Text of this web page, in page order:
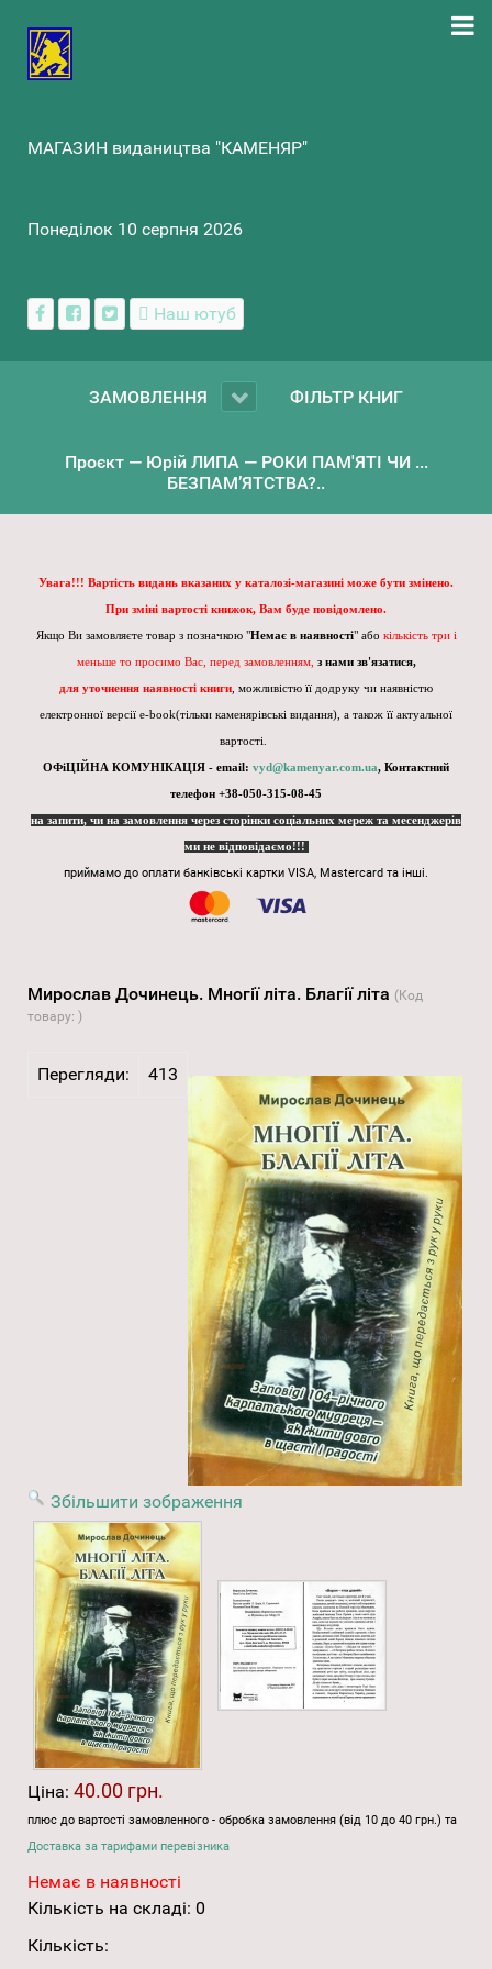
МАГАЗИН видаництва "КАМЕНЯР"
Понеділок 10 серпня 2026
Наш ютуб
ЗАМОВЛЕННЯ ФІЛЬТР КНИГ
Проєкт — Юрій ЛИПА — РОКИ ПАМ'ЯТІ ЧИ ...
БЕЗПАМ’ЯТСТВА?..
Увага!!! Вартість видань вказаних у каталозі-магазині може бути змінено.
При зміні вартості книжок, Вам буде повідомлено.
Якщо Ви замовляєте товар з позначкою "Немає в наявності" або кількість три і
меньше то просимо Вас, перед замовленням, з нами зв'язатися,
для уточнення наявності книги , можливістю її додруку чи наявністю
електронної версії e-book(тільки каменярівські видання), а також її актуальної
вартості.
ОФіЦІЙНА КОМУНІКАЦІЯ - email: vyd@kamenyar.com.ua, Контактний
телефон +38-050-315-08-45
на запити, чи на замовлення через сторінки соціальних мереж та месенджерів
ми не відповідаємо!!!
приймамо до оплати банківські картки VISA, Mastercard та інші.
Мирослав Дочинець. Многії літа. Благії літа (Код
товару: )
Перегляди: 413
Збільшити зображення
Ціна: 40.00 грн.
плюс до вартості замовленного - обробка замовлення (від 10 до 40 грн.) та
Доставка за тарифами перевізника
Немає в наявності
Кількість на складі: 0
Кількість: